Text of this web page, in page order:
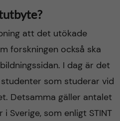
att det utökade
forskningen också ska
I dag är det
som studerar vid
Detsamma gäller antalet
Sverige, som enligt STINT